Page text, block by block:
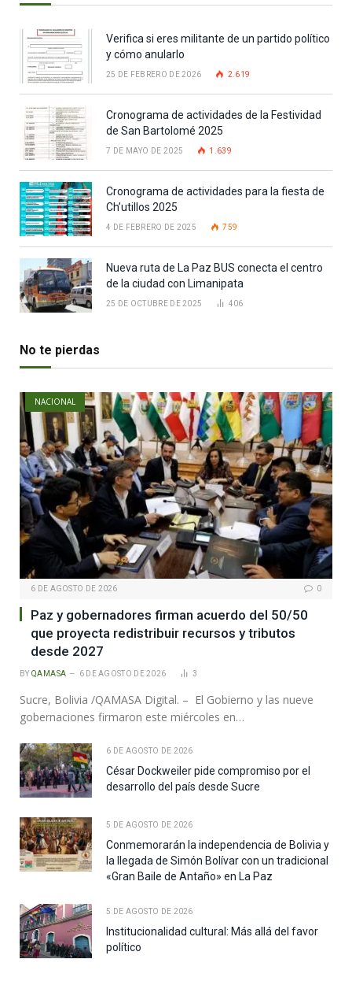
Verifica si eres militante de un partido político
y cómo anularlo
25 DE FEBRERO DE 2026 2.619
Cronograma de actividades de la Festividad
de San Bartolomé 2025
7 DE MAYO DE 2025 1.639
Cronograma de actividades para la fiesta de
Ch’utillos 2025
4 DE FEBRERO DE 2025 759
Nueva ruta de La Paz BUS conecta el centro
de la ciudad con Limanipata
25 DE OCTUBRE DE 2025 406
No te pierdas
NACIONAL
6 DE AGOSTO DE 2026 0
Paz y gobernadores firman acuerdo del 50/50
que proyecta redistribuir recursos y tributos
desde 2027
BY QAMASA 6 DE AGOSTO DE 2026 3
Sucre, Bolivia /QAMASA Digital. – El Gobierno y las nueve
gobernaciones firmaron este miércoles en…
6 DE AGOSTO DE 2026
César Dockweiler pide compromiso por el
desarrollo del país desde Sucre
5 DE AGOSTO DE 2026
Conmemorarán la independencia de Bolivia y
la llegada de Simón Bolívar con un tradicional
«Gran Baile de Antaño» en La Paz
5 DE AGOSTO DE 2026
Institucionalidad cultural: Más allá del favor
político